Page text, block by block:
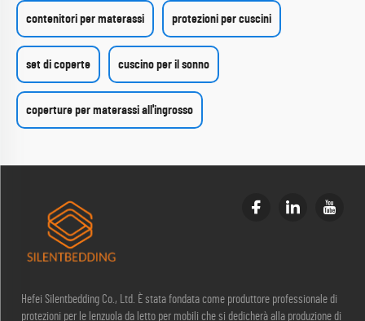
contenitori per materassi protezioni per cuscini
set di coperte cuscino per il sonno
coperture per materassi all'ingrosso
Hefei Silentbedding Co., Ltd. È stata fondata come produttore professionale di
protezioni per le lenzuola da letto per mobili che si dedicherà alla produzione di